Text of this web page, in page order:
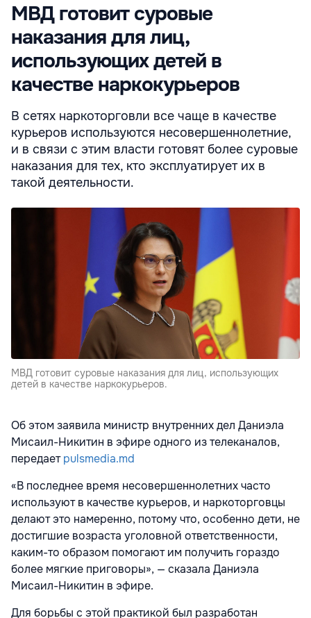
МВД готовит суровые
наказания для лиц,
использующих детей в
качестве наркокурьеров
В сетях наркоторговли все чаще в качестве
курьеров используются несовершеннолетние,
и в связи с этим власти готовят более суровые
наказания для тех, кто эксплуатирует их в
такой деятельности.
МВД готовит суровые наказания для лиц, использующих
детей в качестве наркокурьеров.
Об этом заявила министр внутренних дел Даниэла
Мисаил-Никитин в эфире одного из телеканалов,
передаетpulsmedia.md
«В последнее время несовершеннолетних часто
используют в качестве курьеров, и наркоторговцы
делают это намеренно, потому что, особенно дети, не
достигшие возраста уголовной ответственности,
каким-то образом помогают им получить гораздо
более мягкие приговоры», — сказала Даниэла
Мисаил-Никитин в эфире.
Для борьбы с этой практикой был разработан